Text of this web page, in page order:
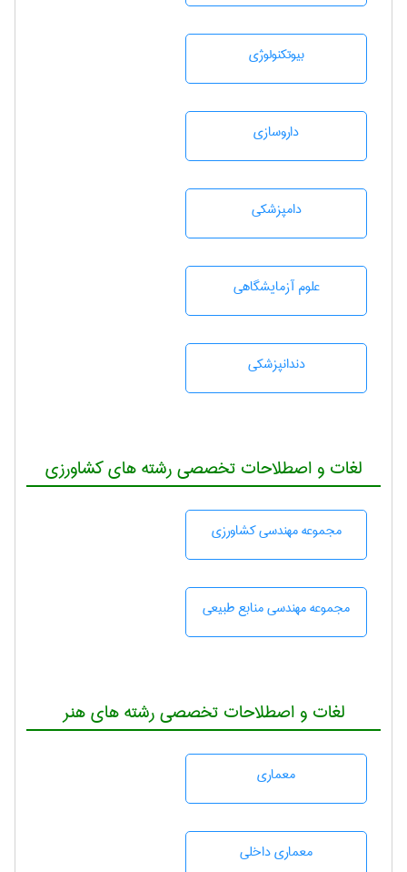
بيوتكنولوژی
داروسازی
دامپزشكی
علوم آزمايشگاهی
دندانپزشكی
لغات و اصطلاحات تخصصی رشته های کشاورزی
مجموعه مهندسی كشاورزی
مجموعه مهندسی منابع طبيعی
لغات و اصطلاحات تخصصی رشته های هنر
معماری
معماری داخلی